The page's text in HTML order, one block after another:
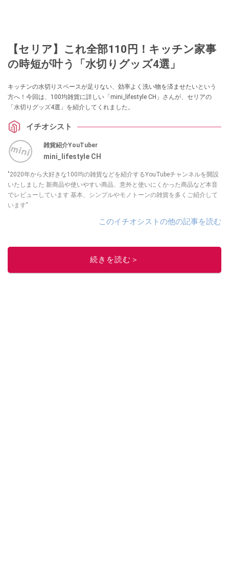
【セリア】これ全部110円！キッチン家事
の時短が叶う「水切りグッズ4選」
キッチンの水切りスペースが足りない、効率よく洗い物を済ませたいという
方へ！今回は、100均雑貨に詳しい「mini_lifestyle CH」さんが、セリアの
「水切りグッズ4選」を紹介してくれました。
イチオシスト
雑貨紹介YouTuber
mini_lifestyle CH
"2020年から大好きな100均の雑貨などを紹介するYouTubeチャンネルを開設
いたしました 新商品や使いやすい商品、意外と使いにくかった商品など本音
でレビューしています 基本、シンプルやモノトーンの雑貨を多くご紹介して
います"
このイチオシストの他の記事を読む
続きを読む＞